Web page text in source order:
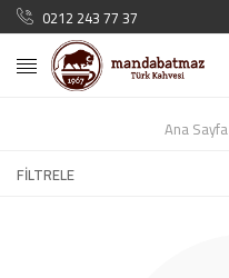
0212 243 77 37
Ana Sayfa
FILTRELE